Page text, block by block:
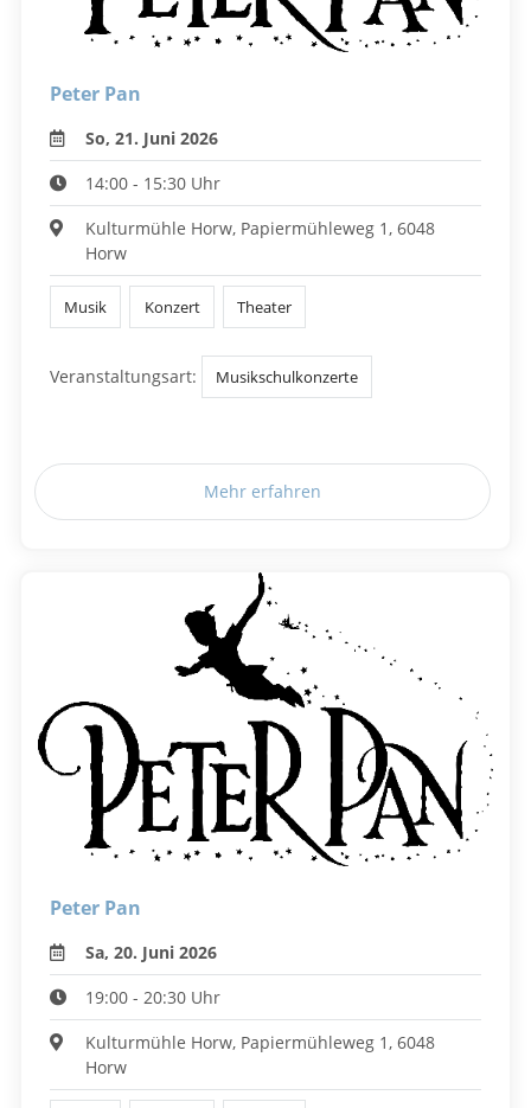
Peter Pan
So, 21. Juni 2026
14:00 - 15:30 Uhr
Kulturmühle Horw, Papiermühleweg 1, 6048
Horw
Musik Konzert Theater
Veranstaltungsart: Musikschulkonzerte
Mehr erfahren
Peter Pan
Sa, 20. Juni 2026
19:00 - 20:30 Uhr
Kulturmühle Horw, Papiermühleweg 1, 6048
Horw